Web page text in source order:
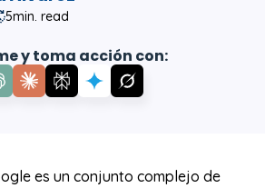
5min. read
y toma acción con:
es un conjunto complejo de